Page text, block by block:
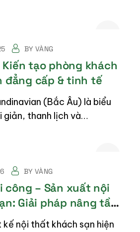
BY VÀNG
Kiến tạo phòng khách
đẳng cấp & tinh tế
(Bắc Âu) là biểu
giản, thanh lịch và…
BY VÀNG
công – Sản xuất nội
Giải pháp nâng tầm
tối ưu vận hành
kế nội thất khách sạn hiện